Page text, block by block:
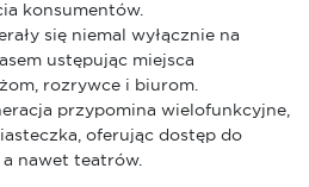
konsumentów.
się niemal wyłącznie na
ustępując miejsca
rozrywce i biurom.
przypomina wielofunkcyjne,
oferując dostęp do
nawet teatrów.